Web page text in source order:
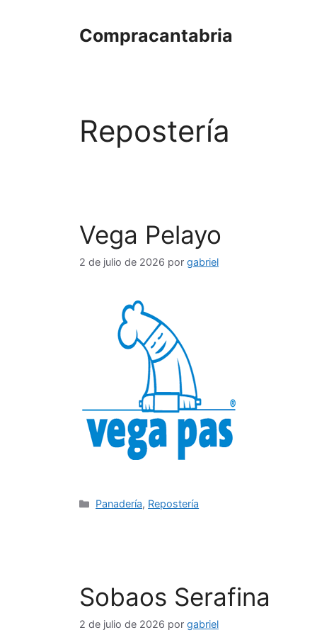
Compracantabria
Repostería
Vega Pelayo
2 de julio de 2026 por gabriel
Categorías
Panadería, Repostería
Sobaos Serafina
2 de julio de 2026 por gabriel